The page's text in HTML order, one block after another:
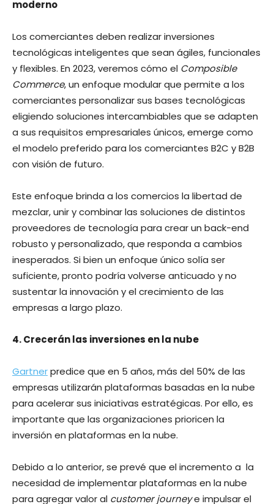
moderno
Los comerciantes deben realizar inversiones
tecnológicas inteligentes que sean ágiles, funcionales
y flexibles. En 2023, veremos cómo el Composible
Commerce, un enfoque modular que permite a los
comerciantes personalizar sus bases tecnológicas
eligiendo soluciones intercambiables que se adapten
a sus requisitos empresariales únicos, emerge como
el modelo preferido para los comerciantes B2C y B2B
con visión de futuro.
Este enfoque brinda a los comercios la libertad de
mezclar, unir y combinar las soluciones de distintos
proveedores de tecnología para crear un back-end
robusto y personalizado, que responda a cambios
inesperados. Si bien un enfoque único solía ser
suficiente, pronto podría volverse anticuado y no
sustentar la innovación y el crecimiento de las
empresas a largo plazo.
4. Crecerán las inversiones en la nube
Gartnerpredice que en 5 años, más del 50% de las
empresas utilizarán plataformas basadas en la nube
para acelerar sus iniciativas estratégicas. Por ello, es ​
importante que las organizaciones prioricen la
inversión en plataformas en la nube.
Debido a lo anterior, se prevé que el incremento a ​ la
necesidad de implementar plataformas en la nube
para agregar valor al customer journeye impulsar el